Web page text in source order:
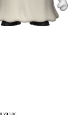
variar.